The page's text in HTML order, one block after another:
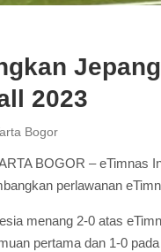
2023
Bogor
BOGOR – eTimnas
perlawanan
menang 2-0 atas
pertama dan 1-0